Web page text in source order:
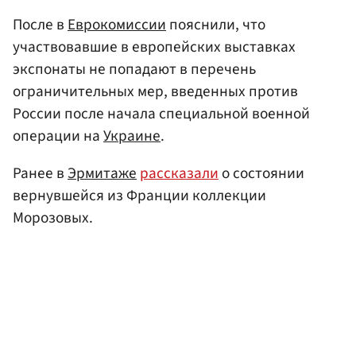
После вЕврокомиссиипояснили, что
участвовавшие в европейских выставках
экспонаты не попадают в перечень
ограничительных мер, введенных против
России после начала специальной военной
операции наУкраине.
Ранее вЭрмитажерассказалио состоянии
вернувшейся из Франции коллекции
Морозовых.